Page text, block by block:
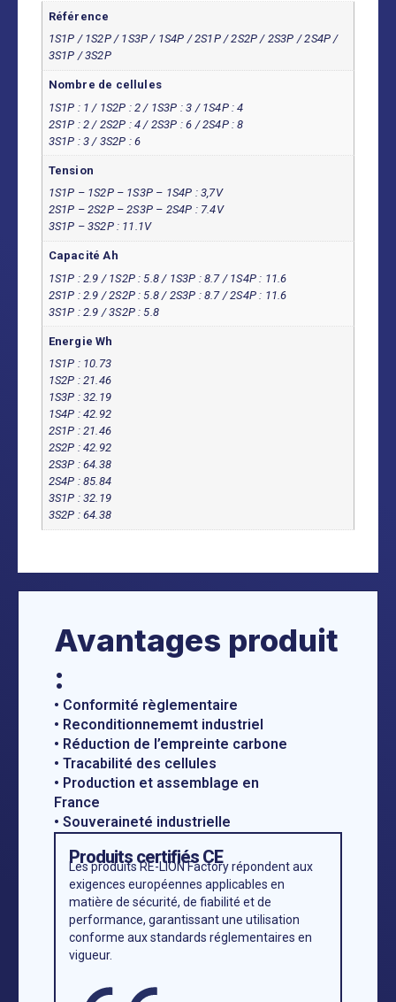
Référence
1S1P / 1S2P / 1S3P / 1S4P / 2S1P / 2S2P / 2S3P / 2S4P /
3S1P / 3S2P
Nombre de cellules
1S1P : 1 / 1S2P : 2 / 1S3P : 3 / 1S4P : 4
2S1P : 2 / 2S2P : 4 / 2S3P : 6 / 2S4P : 8
3S1P : 3 / 3S2P : 6
Tension
1S1P – 1S2P – 1S3P – 1S4P : 3,7V
2S1P – 2S2P – 2S3P – 2S4P : 7.4V
3S1P – 3S2P : 11.1V
Capacité Ah
1S1P : 2.9 / 1S2P : 5.8 / 1S3P : 8.7 / 1S4P : 11.6
2S1P : 2.9 / 2S2P : 5.8 / 2S3P : 8.7 / 2S4P : 11.6
3S1P : 2.9 / 3S2P : 5.8
Energie Wh
1S1P : 10.73
1S2P : 21.46
1S3P : 32.19
1S4P : 42.92
2S1P : 21.46
2S2P : 42.92
2S3P : 64.38
2S4P : 85.84
3S1P : 32.19
3S2P : 64.38
Avantages produit
:
• Conformité règlementaire
• Reconditionnememt industriel
• Réduction de l’empreinte carbone
• Tracabilité des cellules
• Production et assemblage en
France
• Souveraineté industrielle
Produits certifiés CE
Les produits RE-LION Factory répondent aux
exigences européennes applicables en
matière de sécurité, de fiabilité et de
performance, garantissant une utilisation
conforme aux standards réglementaires en
vigueur.